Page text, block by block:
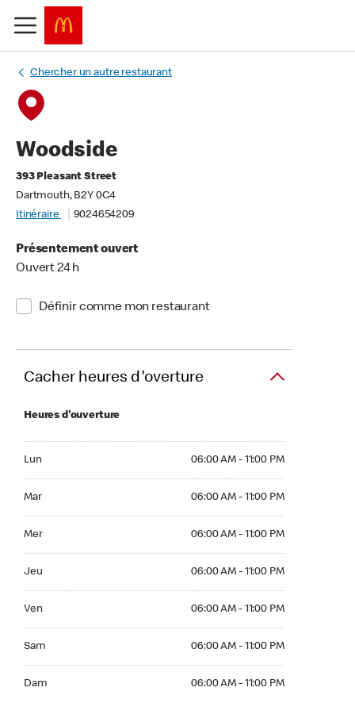
Chercher un autre restaurant
Woodside
393 Pleasant Street
Dartmouth, B2Y 0C4
Itinéraire
9024654209
Présentement ouvert
Ouvert 24 h
Définir comme mon restaurant
Cacher heures d'overture
Heures d'ouverture
Lun 06:00 AM - 11:00 PM
Mar 06:00 AM - 11:00 PM
Mer 06:00 AM - 11:00 PM
Jeu 06:00 AM - 11:00 PM
Ven 06:00 AM - 11:00 PM
Sam 06:00 AM - 11:00 PM
Dam 06:00 AM - 11:00 PM